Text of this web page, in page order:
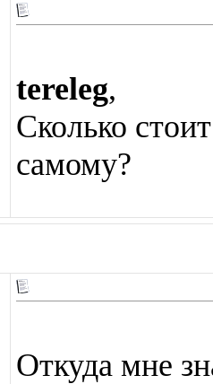
tereleg,
Сколько
самому?
Откуда мне